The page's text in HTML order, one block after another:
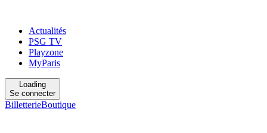
Actualités
PSG TV
Playzone
MyParis
Loading
Se connecter
BilletterieBoutique